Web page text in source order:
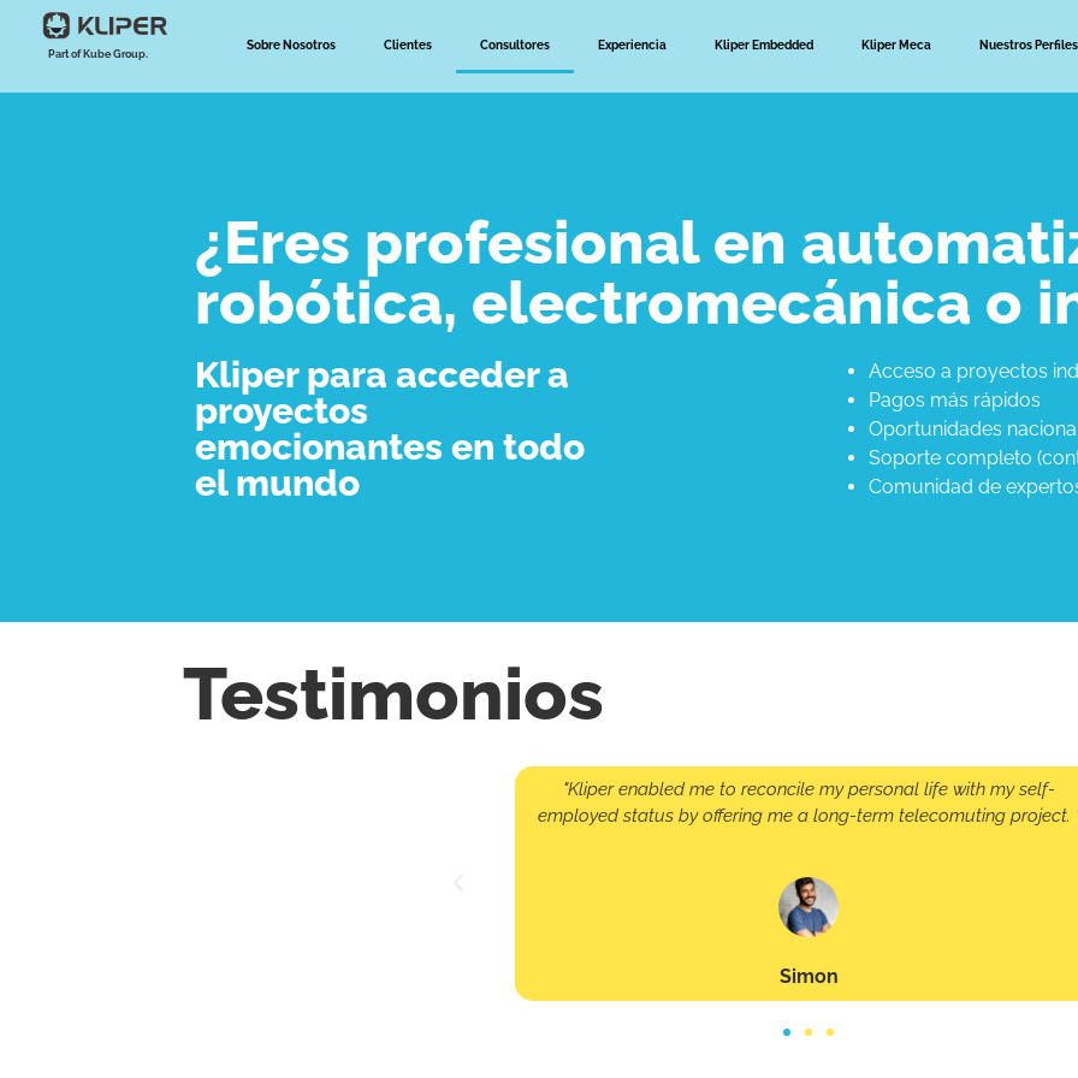
Part of Kube Group.
Sobre Nosotros Clientes Consultores Experiencia Kliper Embedded Kliper Meca Nuestros Perfiles
¿Eres profesional en
robótica, electromecánica o
Kliper para acceder a
proyectos
emocionantes en todo
el mundo
Acceso a proyectos
Pagos más rápidos
Oportunidades
Soporte completo
Comunidad de
Testimonios
"Kliper enabled me to reconcile my personal life with my self-
employed status by offering me a long-term telecomuting project.
Simon